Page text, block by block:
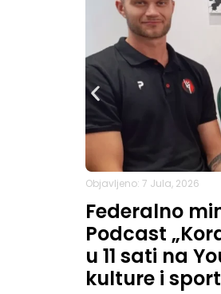
Objavljeno: 7 Jula, 2026
Federalno
Podcast
u 11 sati na
kulture i